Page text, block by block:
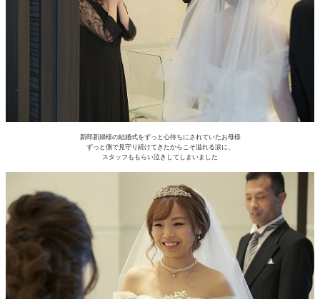
新郎新婦様の結婚式をずっと心待ちにされていたお母様
ずっと側で見守り続けてきたからこそ溢れる涙に、
スタッフももらい泣きしてしまいました